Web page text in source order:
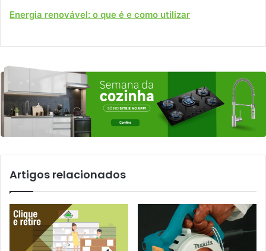
Energia renovável: o que é e como utilizar
Artigos relacionados